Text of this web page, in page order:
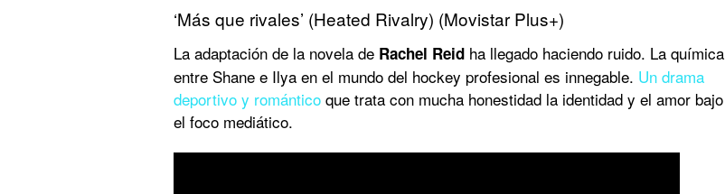
‘Más que rivales’ (Heated Rivalry) (Movistar Plus+)
La adaptación de la novela de Rachel Reid ha llegado haciendo ruido. La química
entre Shane e Ilya en el mundo del hockey profesional es innegable. Un drama
deportivo y romántico que trata con mucha honestidad la identidad y el amor bajo
el foco mediático.